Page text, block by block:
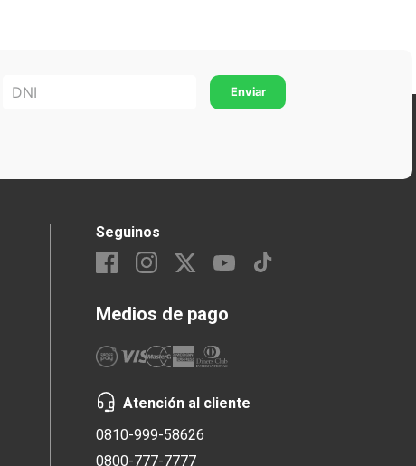
Seguinos
Medios de pago
Atención al cliente
0810-999-58626
0800-777-7777